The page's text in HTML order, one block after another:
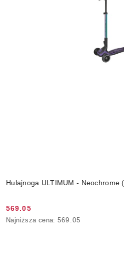
Hulajnoga ULTIMUM - Neochrome
Cena
promocyjna:
569.05
Najniższa
Najniższa cena: 569.05